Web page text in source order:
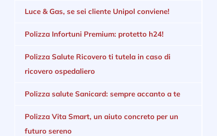
Luce & Gas, se sei cliente Unipol conviene!
Polizza Infortuni Premium: protetto h24!
Polizza Salute Ricovero ti tutela in caso di
ricovero ospedaliero
Polizza salute Sanicard: sempre accanto a te
Polizza Vita Smart, un aiuto concreto per un
futuro sereno